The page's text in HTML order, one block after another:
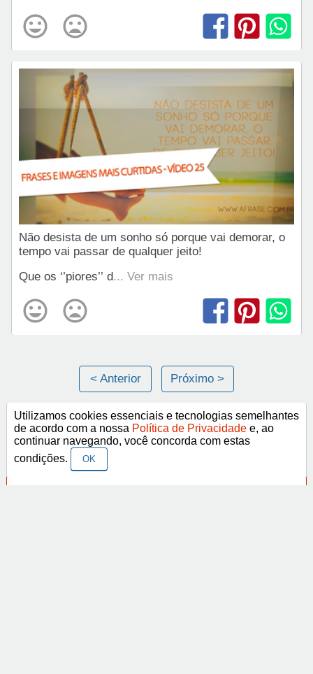
Não desista de um sonho só porque vai demorar, o
tempo vai passar de qualquer jeito!
Que os ‘’piores’’ d... Ver mais
< Anterior Próximo >
Categorias
Vídeo - Frases e Imagens Religiosas
Utilizamos cookies essenciais e tecnologias semelhantes
de acordo com a nossa Política de Privacidade e, ao
continuar navegando, você concorda com estas
condições.
OK